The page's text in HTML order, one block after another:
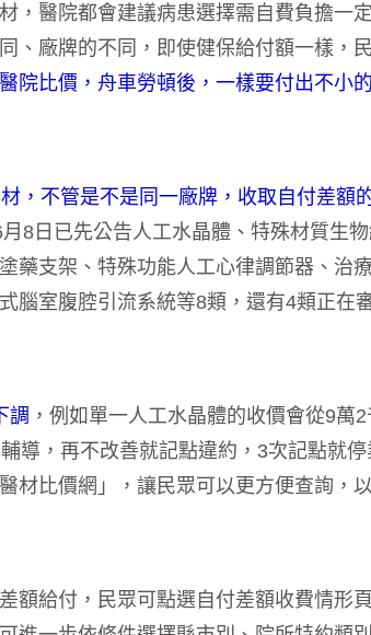
，醫院都會建議病患選擇需自費負擔一
、廠牌的不同，即使健保給付額一樣，
院比價，舟車勞頓後，一樣要付出不小
，不管是不是同一廠牌，收取自付差額
8日已先公告人工水晶體、特殊材質生
藥支架、特殊功能人工心律調節器、治
腦室腹腔引流系統等8類，還有4類正在
調 ，例如單一人工水晶體的收價會從9萬
導，再不改善就記點違約，3次記點就停
材比價網 」，讓民眾可以更方便查詢，
額給付，民眾可點選自付差額收費情形